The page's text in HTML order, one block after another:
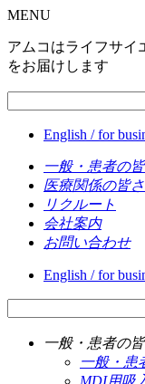
MENU
アムコはライフサイ
をお届けします
English / for
一般・患者の
医療関係の皆
リクルート
会社案内
お問い合わせ
English / for
一般・患者の
一般・患
MDI用吸